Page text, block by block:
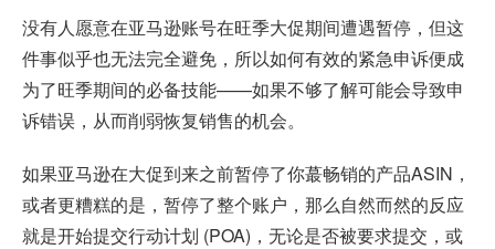
没有人愿意在亚马逊账号在旺季大促期间遭遇暂停，但这
件事似乎也无法完全避免，所以如何有效的紧急申诉便成
为了旺季期间的必备技能——如果不够了解可能会导致申
诉错误，从而削弱恢复销售的机会。
如果亚马逊在大促到来之前暂停了你蕞畅销的产品ASIN，
或者更糟糕的是，暂停了整个账户，那么自然而然的反应
就是开始提交行动计划 (POA)，无论是否被要求提交，或